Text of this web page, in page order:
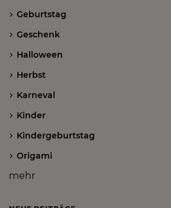
Geburtstag
Geschenk
Halloween
Herbst
Karneval
Kinder
Kindergeburtstag
Origami
mehr